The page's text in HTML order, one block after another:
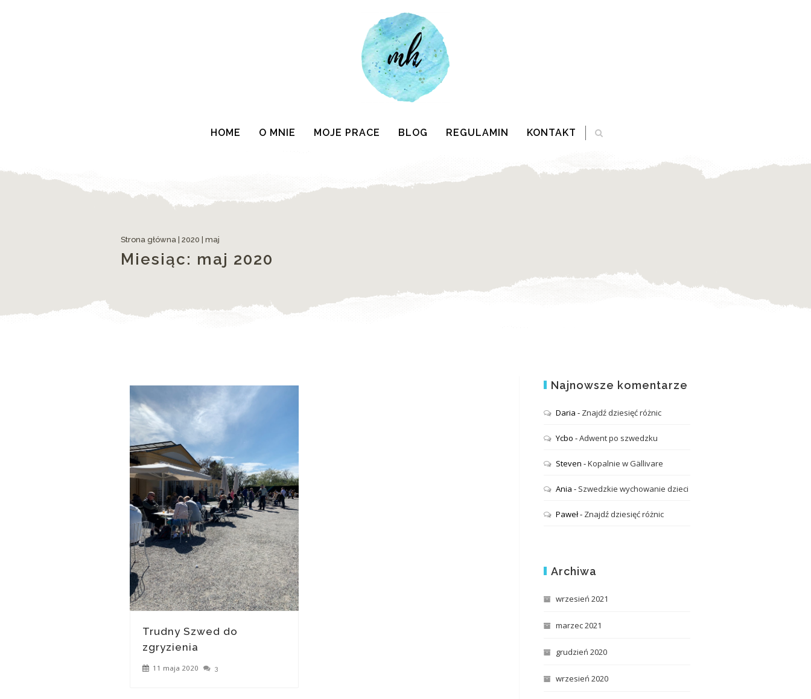
HOME O MNIE MOJE PRACE BLOG REGULAMIN KONTAKT
Strona główna 2020 maj
Miesiąc: maj 2020
Trudny Szwed do
zgryzienia
11 maja 2020 3
Najnowsze komentarze
Daria - Znajdź dziesięć różnic
Ycbo -Adwent po szwedzku
Steven -Kopalnie w Gällivare
Ania - Szwedzkie wychowanie dzieci
Paweł- Znajdź dziesięć różnic
Archiwa
wrzesień 2021
marzec 2021
grudzień 2020
wrzesień 2020